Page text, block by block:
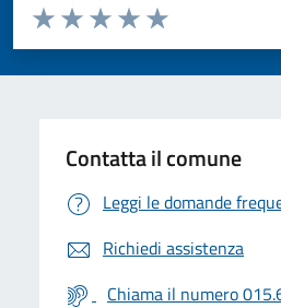
Valuta da 1 a 5 stelle la pagina
Valuta 5 stelle su
Valuta 4 stelle su 5
Valuta 3 stelle su 5
Valuta 2 stelle su 5
Valuta 1 stelle su 5
Contatta il comune
Leggi le domande
Richiedi assistenza
Chiama il numero